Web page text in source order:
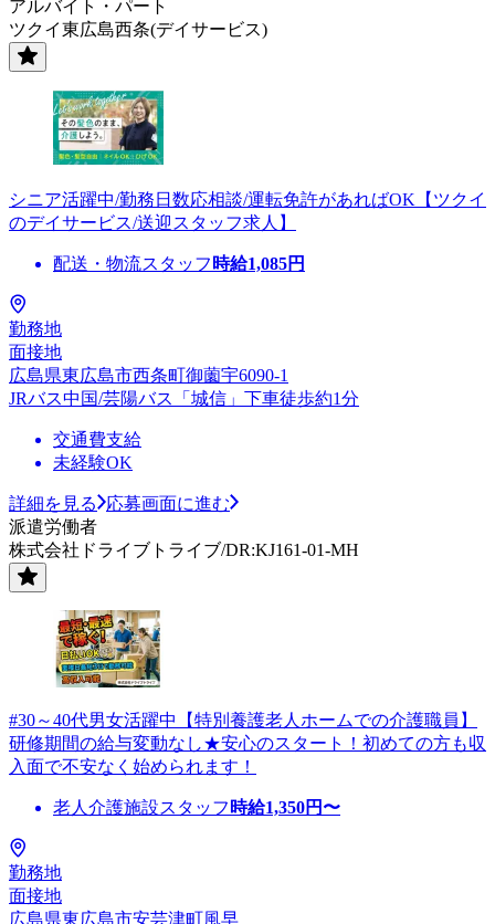
アルバイト・パート
ツクイ東広島西条(デイサービス)
シニア活躍中/勤務日数応相談/運転免許があればOK【ツクイ
のデイサービス/送迎スタッフ求人】
配送・物流スタッフ 時給1,085円
勤務地
面接地
広島県東広島市西条町御薗宇6090-1
JRバス中国/芸陽バス「城信」下車徒歩約1分
交通費支給
未経験OK
詳細を見る
応募画面に進む
派遣労働者
株式会社ドライブトライブ/DR:KJ161-01-MH
#30～40代男女活躍中【特別養護老人ホームでの介護職員】
研修期間の給与変動なし★安心のスタート！初めての方も収
入面で不安なく始められます！
老人介護施設スタッフ 時給1,350円〜
勤務地
面接地
広島県東広島市安芸津町風早